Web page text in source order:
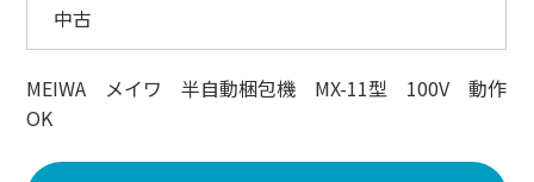
中古
MEIWA メイワ 半自動梱包機 MX-11型 100V 動作
OK